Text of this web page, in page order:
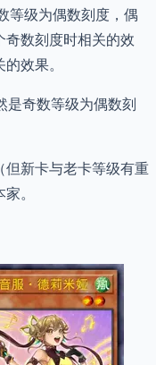
等级为偶数刻度，偶
数刻度时相关的效
效果。
是奇数等级为偶数刻
新卡与老卡等级有重
。